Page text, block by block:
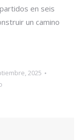
en seis
un camino
2025